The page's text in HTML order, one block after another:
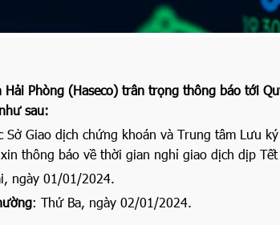
Phòng (Haseco) trân trọng thông báo tới
sau:
Sở Giao dịch chứng khoán và Trung tâm Lưu
thông báo về thời gian nghỉ giao dịch dịp
ngày 01/01/2024.
: Thứ Ba, ngày 02/01/2024.